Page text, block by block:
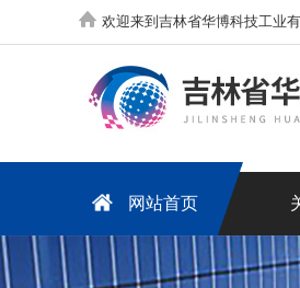
欢迎来到吉林省华博科技工业
网站首页